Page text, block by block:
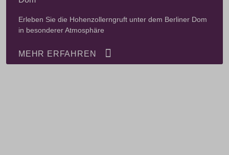
Erleben Sie die Hohenzollerngruft unter dem Berliner Dom
in besonderer Atmosphäre
MEHR ERFAHREN